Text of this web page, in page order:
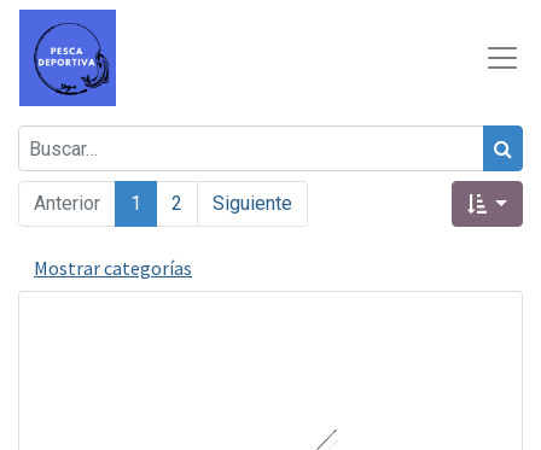
Anterior 1 2 Siguiente
Mostrar categorías